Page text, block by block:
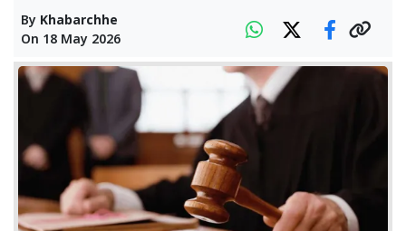
By Khabarchhe
On 18 May 2026